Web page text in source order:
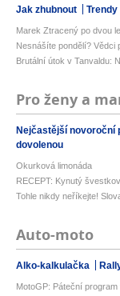
Jak zhubnout
Marek Ztracený po dvou
Nesnášíte pondělí?
Brutální útok v Tanvaldu:
Pro ženy a
Nejčastější novoroční
dovolenou
Okurková limonáda
RECEPT: Kynutý
Tohle nikdy neříkejte!
Auto-moto
Alko-kalkulačka
MotoGP: Páteční